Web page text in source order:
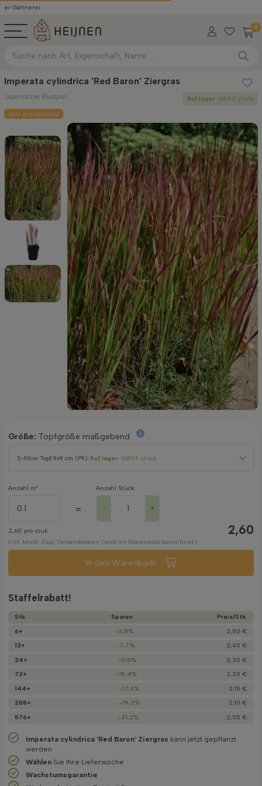
0
Imperata cylindrica 'Red Baron' Ziergras
Japanisches Blutgras Auf lager: 16892 stück
Sehr preisgünstig
Größe: Topfgröße maßgebend
5-10cm Topf 9x9 cm (P9) Auf lager: 16892 stück
Anzahl m²
=
Anzahl Stück
- +
2,60 pro stuk 2,60
Inkl. MwSt. Zzgl. Versandkosten (wird im Warenkorb berechnet)
In den Warenkorb
Staffelrabatt!
Stk. Sparen
Preis/­Stk.
6+
-3,8%
2,50 €
12+
-7,7%
2,40 €
24+
-11,5%
2,30 €
72+
-15,4%
2,20 €
144+
-17,3%
2,15 €
288+
-19,2%
2,10 €
576+
-21,2% 2,05 €
Imperata cylindrica 'Red Baron' Ziergras kann jetzt gepflanzt
werden
Wählen Sie Ihre Lieferwoche
Wachstums­garantie